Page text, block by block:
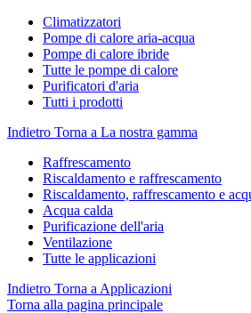
Climatizzatori
Pompe di calore aria-acqua
Pompe di calore ibride
Tutte le pompe di calore
Purificatori d'aria
Tutti i prodotti
Indietro Torna a La nostra gamma
Raffrescamento
Riscaldamento e raffrescamento
Riscaldamento, raffrescamento e
Acqua calda
Purificazione dell'aria
Ventilazione
Tutte le applicazioni
Indietro Torna a Applicazioni
Torna alla pagina principale